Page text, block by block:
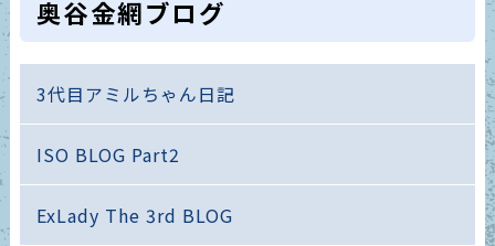
奥谷金網ブログ
3代目アミルちゃん日記
ISO BLOG Part2
ExLady The 3rd BLOG